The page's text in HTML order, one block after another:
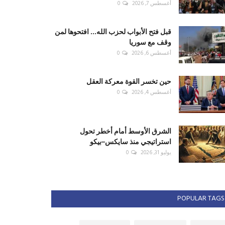
أغسطس 7, 2026 0
قبل فتح الأبواب لحزب الله... افتحوها لمن
وقف مع سوريا
أغسطس 6, 2026 0
حين تخسر القوة معركة العقل
أغسطس 4, 2026 0
الشرق الأوسط أمام أخطر تحول
استراتيجي منذ سايكس–بيكو
يوليو 31, 2026 0
POPULAR TAGS